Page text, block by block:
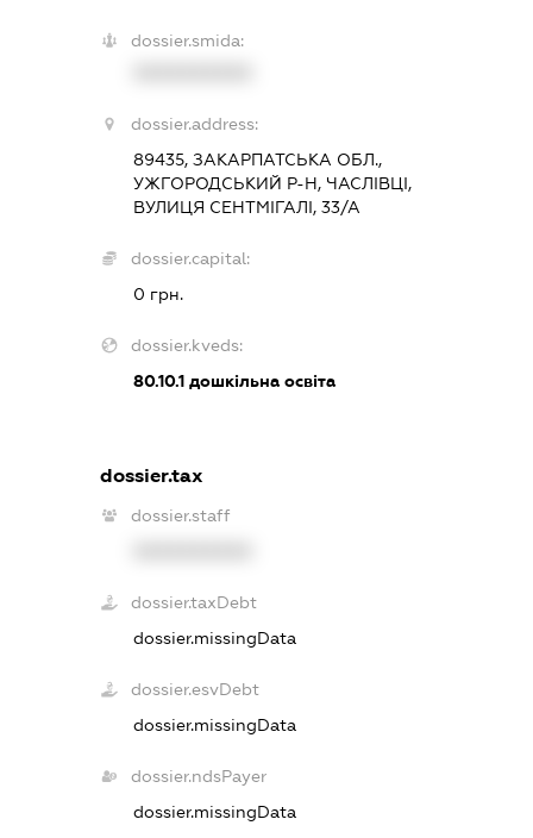
dossier.smida:
dossier.address:
89435, ЗАКАРПАТСЬКА ОБЛ.,
УЖГОРОДСЬКИЙ Р-Н, ЧАСЛІВЦІ,
ВУЛИЦЯ СЕНТМІГАЛІ, 33/А
dossier.capital:
0 грн.
dossier.kveds:
80.10.1дошкільна освіта
dossier.tax
dossier.staff
dossier.taxDebt
dossier.missingData
dossier.esvDebt
dossier.missingData
dossier.ndsPayer
dossier.missingData